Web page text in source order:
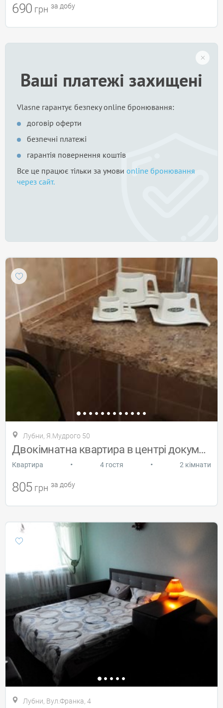
690 грн за добу
Ваші платежі захищені
Vlasne гарантує безпеку online бронювання:
договір оферти
безпечні платежі
гарантія повернення коштів
Все це працює тільки за умови online бронювання
через сайт.
Лубни, Я.Мудрого 50
Двокімнатна квартира в центрі документ
Квартира • 4 гостя • 2 кімнати
805 грн за добу
Лубни, Вул.Франка, 4